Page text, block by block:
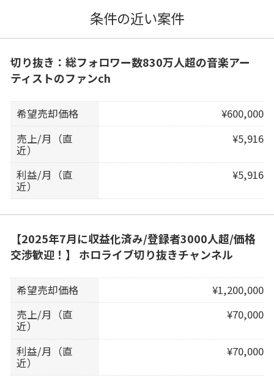
条件の近い案件
切り抜き：総フォロワー数830万人超の音楽アー
ティストのファンch
希望売却価格
¥600,000
売上/月（直
近）
¥5,916
利益/月（直
近）
¥5,916
【2025年7月に収益化済み/登録者3000人超/価格
交渉歓迎！】 ホロライブ切り抜きチャンネル
希望売却価格
¥1,200,000
売上/月（直
近）
¥70,000
利益/月（直
近）
¥70,000